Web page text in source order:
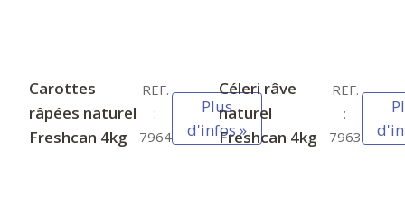
Carottes
râpées naturel
Freshcan 4kg
REF.
:
7964
Plus
d'infos »
Céleri râve
naturel
Freshcan 4kg
REF.
:
7963